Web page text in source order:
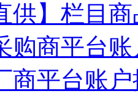
供】栏目
购商平台
商平台账